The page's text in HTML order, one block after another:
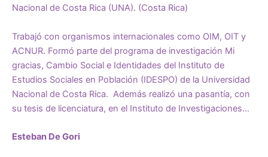
Nacional de Costa Rica (UNA). (Costa Rica)
Trabajó con organismos internacionales como OIM, OIT y
ACNUR. Formó parte del programa de investigación Mi
gracias, Cambio Social e Identidades del Instituto de
Estudios Sociales en Población (IDESPO) de la Universidad
Nacional de Costa Rica. Además realizó una pasantía, con
su tesis de licenciatura, en el Instituto de Investigaciones…
Esteban De Gori